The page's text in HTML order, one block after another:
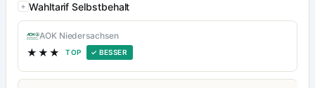
Wahltarif Selbstbehalt
AOK Niedersachsen
★★★ TOP ✓ BESSER